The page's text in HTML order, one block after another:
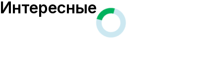
Интересные